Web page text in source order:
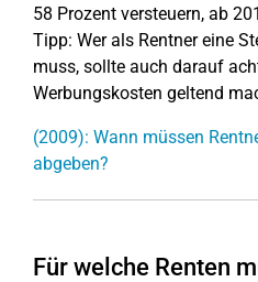
58 Prozent versteuern, ab
Tipp: Wer als Rentner eine
muss, sollte auch darauf
Werbungskosten geltend
(2009): Wann müssen
abgeben?
Für welche Renten